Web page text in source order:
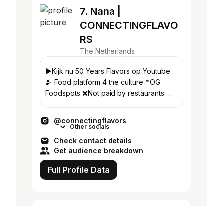
7. Nana |
CONNECTINGFLAVO
RS
The Netherlands
▶️Kijk nu 50 Years Flavors op Youtube
🫂 Food platform 4 the culture ™️OG
Foodspots ❌Not paid by restaurants 📩
@connectingflavors
Other socials
Check contact details
Get audience breakdown
Full Profile Data